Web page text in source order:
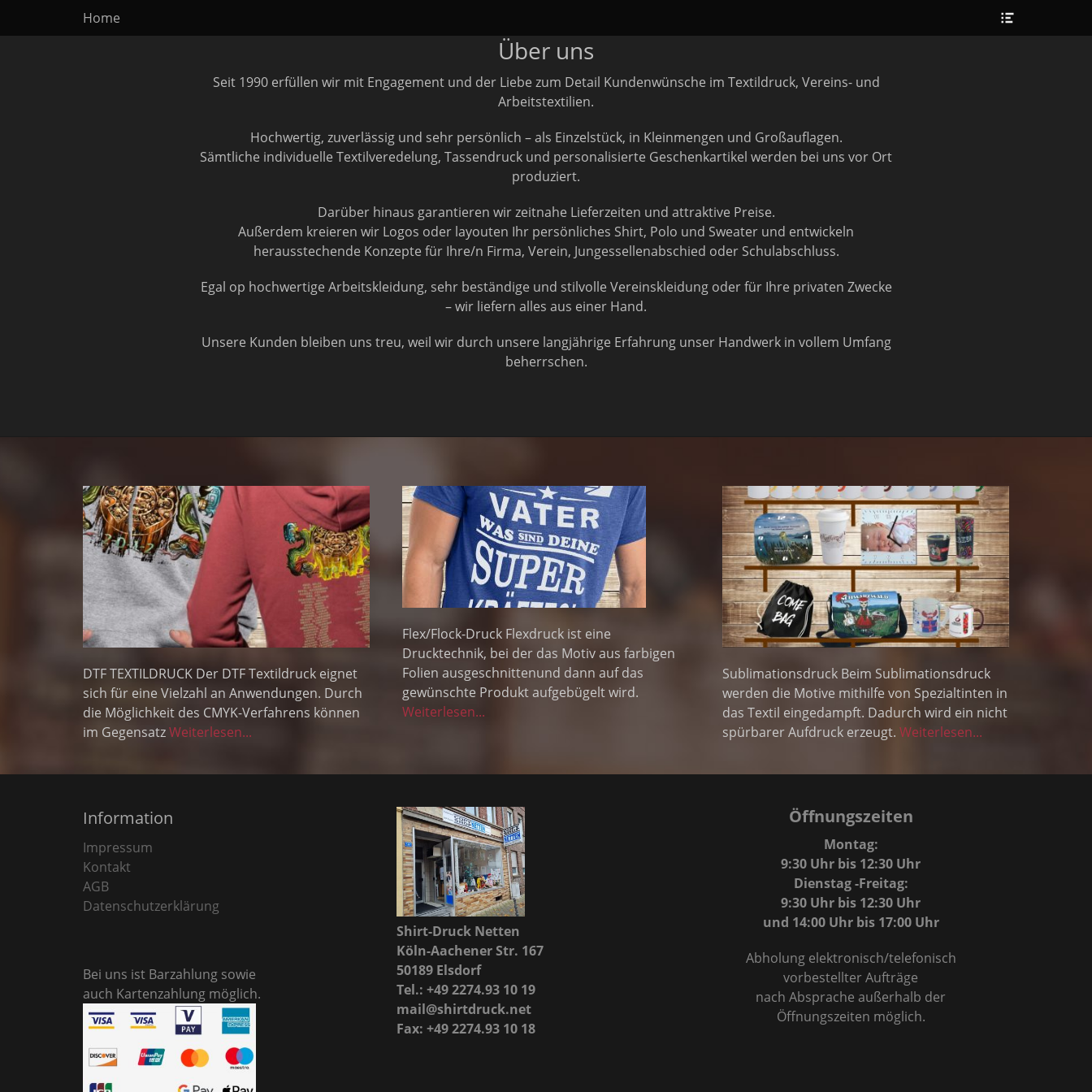
Erstes Menü
Zum
Inhalt:
Home
Über uns
Seit 1990 erfüllen wir mit Engagement und der Liebe zum Detail Kundenwünsche im Textildruck, Vereins- und
Arbeitstextilien.
Hochwertig, zuverlässig und sehr persönlich – als Einzelstück, in Kleinmengen und Großauflagen.
Sämtliche individuelle Textilveredelung, Tassendruck und personalisierte Geschenkartikel werden bei uns vor Ort
produziert.
Darüber hinaus garantieren wir zeitnahe Lieferzeiten und attraktive Preise.
Außerdem kreieren wir Logos oder layouten Ihr persönliches Shirt, Polo und Sweater und entwickeln
herausstechende Konzepte für Ihre/n Firma, Verein, Jungessellenabschied oder Schulabschluss.
Egal op hochwertige Arbeitskleidung, sehr beständige und stilvolle Vereinskleidung oder für Ihre privaten Zwecke
– wir liefern alles aus einer Hand.
Unsere Kunden bleiben uns treu, weil wir durch unsere langjährige Erfahrung unser Handwerk in vollem Umfang
beherrschen.
DTF TEXTILDRUCK Der DTF Textildruck eignet
sich für eine Vielzahl an Anwendungen. Durch
die Möglichkeit des CMYK-Verfahrens können
im GegensatzWeiterlesen...
Flex/Flock-Druck Flexdruck ist eine
Drucktechnik, bei der das Motiv aus farbigen
Folien ausgeschnittenund dann auf das
gewünschte Produkt aufgebügelt wird.
Weiterlesen...
Sublimationsdruck Beim Sublimationsdruck
werden die Motive mithilfe von Spezialtinten in
das Textil eingedampft. Dadurch wird ein nicht
spürbarer Aufdruck erzeugt. Weiterlesen...
Information
Impressum
Kontakt
AGB
Datenschutzerklärung
Bei uns ist Barzahlung sowie
auch Kartenzahlung möglich.
Shirt-Druck Netten
Köln-Aachener Str. 167
50189 Elsdorf
Tel.: +49 2274.93 10 19
mail@shirtdruck.net
Fax: +49 2274.93 10 18
Öffnungszeiten
Montag:
9:30 Uhr bis 12:30 Uhr
Dienstag -Freitag:
9:30 Uhr bis 12:30 Uhr
und 14:00 Uhr bis 17:00 Uhr
Abholung elektronisch/telefonisch
vorbestellter Aufträge
nach Absprache außerhalb der
Öffnungszeiten möglich.